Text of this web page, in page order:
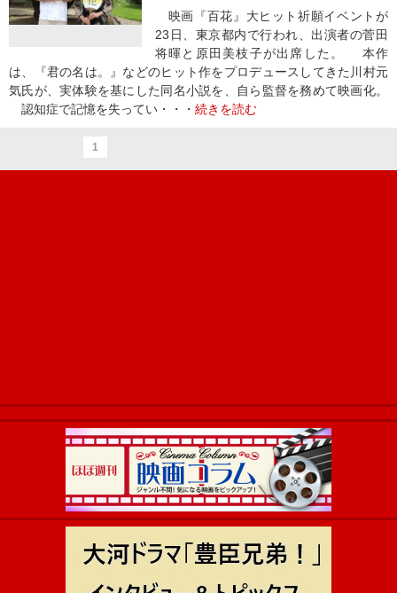
映画『百花』大ヒット祈願イベントが
23日、東京都内で行われ、出演者の菅田
将暉と原田美枝子が出席した。 本作
は、『君の名は。』などのヒット作をプロデュースしてきた川村元
気氏が、実体験を基にした同名小説を、自ら監督を務めて映画化。
認知症で記憶を失ってい・・・ 続きを読む
1